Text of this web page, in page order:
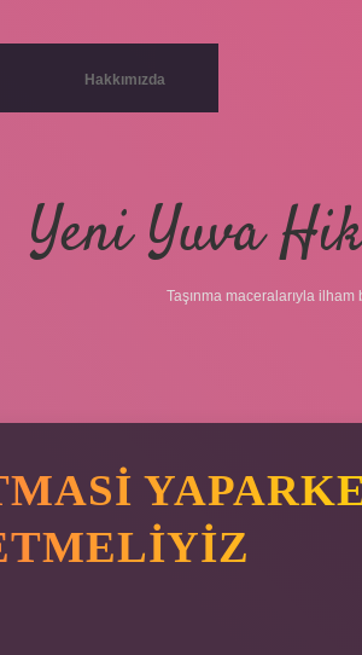
Hakkımızda
Yeni Yuva
Taşınma maceralarıyla ilham